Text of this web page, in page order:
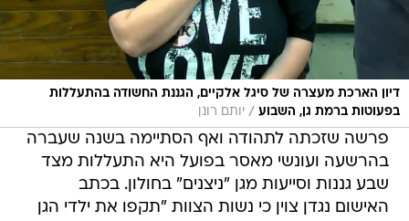
דיון הארכת מעצרה של סיגל אלקיים, הגננת החשודה בהתעללות
בפעוטות ברמת גן, השבוע / יותם רונן
פרשה שזכתה לתהודה ואף הסתיימה בשנה שעברה
בהרשעה ועונשי מאסר בפועל היא התעללות מצד
שבע גננות וסייעות מגן "ניצנים" בחולון. בכתב
האישום נגדן צוין כי נשות הצוות "תקפו את ילדי הגן